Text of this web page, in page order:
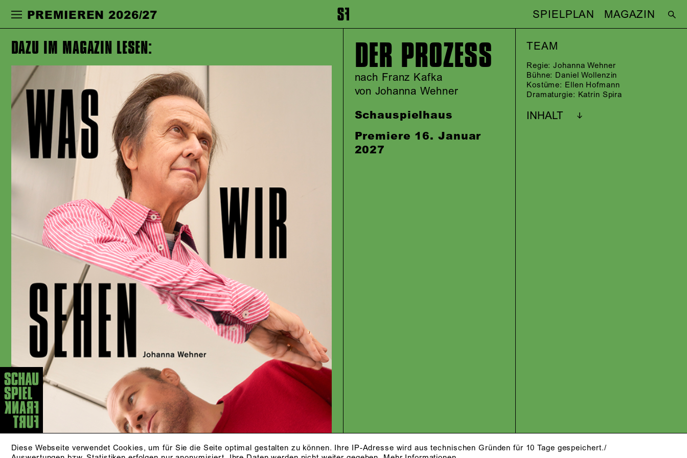
Zur Hauptnavigation springen Zum Footer springen
PREMIEREN 2026/27 SPIELPLAN MAGAZIN
Diese Webseite verwendet Cookies, um für Sie die Seite optimal gestalten zu können. Ihre IP-Adresse wird aus technischen Gründen für 10 Tage gespeichert./
DER PROZESS
nach Franz Kafka
von Johanna Wehner
Schauspielhaus
Premiere 16. Januar
2027
TEAM
Regie:Johanna Wehner
Bühne: Daniel Wollenzin
Kostüme: Ellen Hofmann
Dramaturgie: Katrin Spira
INHALT
DAZU IM MAGAZIN LESEN: